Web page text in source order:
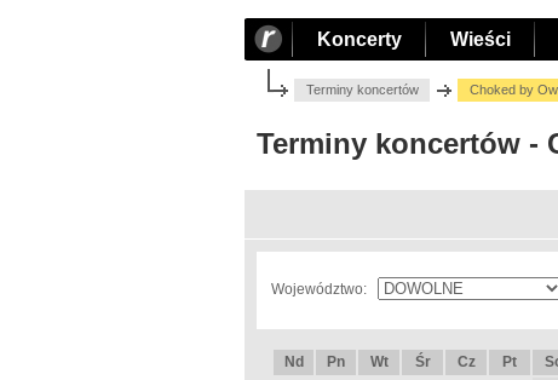
Koncerty Wieści
Terminy koncertów Choked by
Terminy koncertów -
Województwo:
Nd Pn Wt Śr Cz Pt